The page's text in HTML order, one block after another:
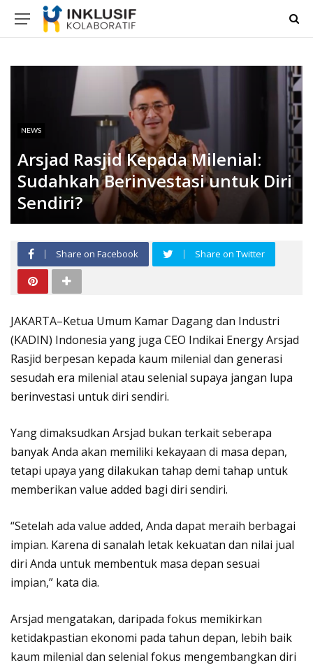
NEWS
Arsjad Rasjid Kepada Milenial:
Sudahkah Berinvestasi untuk Diri
Sendiri?
Share on Facebook Share on Twitter
JAKARTA–Ketua Umum Kamar Dagang dan Industri
(KADIN) Indonesia yang juga CEO Indikai Energy Arsjad
Rasjid berpesan kepada kaum milenial dan generasi
sesudah era milenial atau selenial supaya jangan lupa
berinvestasi untuk diri sendiri.
Yang dimaksudkan Arsjad bukan terkait seberapa
banyak Anda akan memiliki kekayaan di masa depan,
tetapi upaya yang dilakukan tahap demi tahap untuk
memberikan value added bagi diri sendiri.
“Setelah ada value added, Anda dapat meraih berbagai
impian. Karena di sanalah letak kekuatan dan nilai jual
diri Anda untuk membentuk masa depan sesuai
impian,” kata dia.
Arsjad mengatakan, daripada fokus memikirkan
ketidakpastian ekonomi pada tahun depan, lebih baik
kaum milenial dan selenial fokus mengembangkan diri